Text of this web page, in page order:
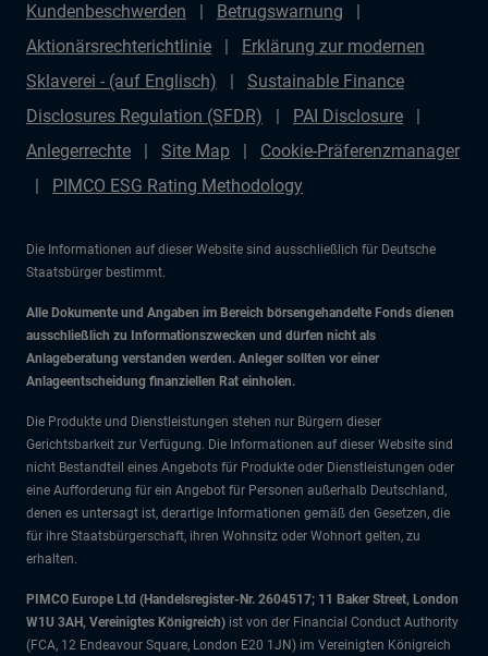
Kundenbeschwerden
Betrugswarnung
Aktionärsrechterichtlinie
Erklärung zur modernen
Sklaverei - (auf Englisch)
Sustainable Finance
Disclosures Regulation (SFDR)
PAI Disclosure
Anlegerrechte
Site Map
Cookie-Präferenzmanager
PIMCO ESG Rating Methodology
Die Informationen auf dieser Website sind ausschließlich für Deutsche
Staatsbürger bestimmt.
Alle Dokumente und Angaben im Bereich börsengehandelte Fonds dienen
ausschließlich zu Informationszwecken und dürfen nicht als
Anlageberatung verstanden werden. Anleger sollten vor einer
Anlageentscheidung finanziellen Rat einholen.
Die Produkte und Dienstleistungen stehen nur Bürgern dieser
Gerichtsbarkeit zur Verfügung. Die Informationen auf dieser Website sind
nicht Bestandteil eines Angebots für Produkte oder Dienstleistungen oder
eine Aufforderung für ein Angebot für Personen außerhalb Deutschland,
denen es untersagt ist, derartige Informationen gemäß den Gesetzen, die
für ihre Staatsbürgerschaft, ihren Wohnsitz oder Wohnort gelten, zu
erhalten.
PIMCO Europe Ltd (Handelsregister-Nr. 2604517; 11 Baker Street, London
W1U 3AH, Vereinigtes Königreich) ist von der Financial Conduct Authority
(FCA, 12 Endeavour Square, London E20 1JN) im Vereinigten Königreich